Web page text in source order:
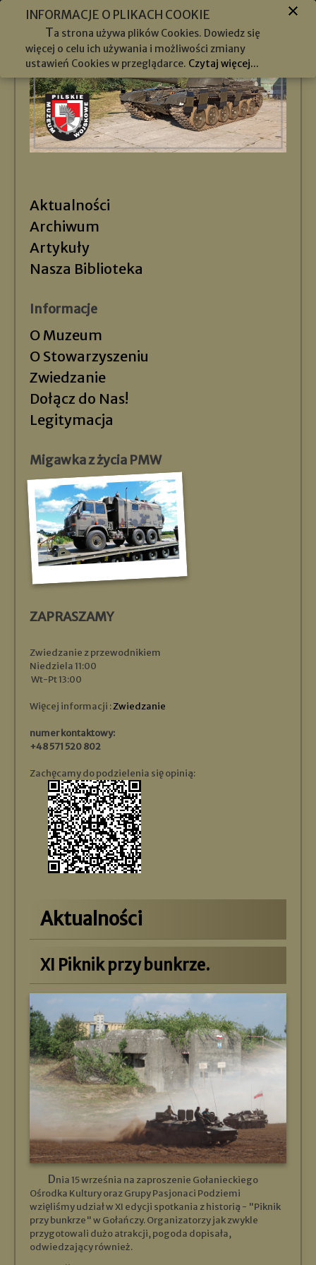
Aktualności
Archiwum
Artykuły
Nasza Biblioteka
Informacje
O Muzeum
O Stowarzyszeniu
Zwiedzanie
Dołącz do Nas!
Legitymacja
Migawka z życia PMW
INFORMACJE O PLIKACH COOKIE
Ta strona używa plików Cookies. Dowiedz się
więcej o celu ich używania i możliwości zmiany
ustawień Cookies w przeglądarce. Czytaj więcej...
ZAPRASZAMY
Zwiedzanie z przewodnikiem
Niedziela 11:00
Wt-Pt 13:00
Więcej informacji :Zwiedzanie
numer kontaktowy:
+48 571 520 802
Zachęcamy do podzielenia się opinią:
Aktualności
XI Piknik przy bunkrze.
Dnia 15 września na zaproszenie Gołanieckiego
Ośrodka Kultury oraz Grupy Pasjonaci Podziemi
wzięliśmy udział w XI edycji spotkania z historią - "Piknik
przy bunkrze" w Gołańczy. Organizatorzy jak zwykle
przygotowali dużo atrakcji, pogoda dopisała,
odwiedzający również.